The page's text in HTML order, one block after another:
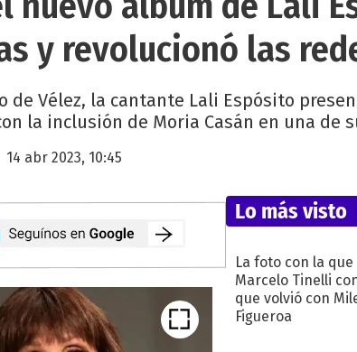
y revolucionó las
Vélez, la cantante Lali Espósito
la inclusión de Moria Casán en una de
14 abr 2023, 10:45
Lo más visto
La foto con la que
Marcelo Tinelli
que volvió con
Figueroa